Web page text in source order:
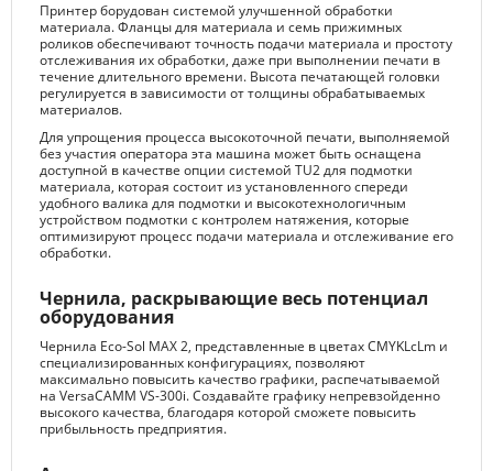
Принтер борудован системой улучшенной обработки
материала. Фланцы для материала и семь прижимных
роликов обеспечивают точность подачи материала и простоту
отслеживания их обработки, даже при выполнении печати в
течение длительного времени. Высота печатающей головки
регулируется в зависимости от толщины обрабатываемых
материалов.
Для упрощения процесса высокоточной печати, выполняемой
без участия оператора эта машина может быть оснащена
доступной в качестве опции системой TU2 для подмотки
материала, которая состоит из установленного спереди
удобного валика для подмотки и высокотехнологичным
устройством подмотки с контролем натяжения, которые
оптимизируют процесс подачи материала и отслеживание его
обработки.
Чернила, раскрывающие весь потенциал
оборудования
Чернила Eco-Sol MAX 2, представленные в цветах CMYKLcLm и
специализированных конфигурациях, позволяют
максимально повысить качество графики, распечатываемой
на VersaCAMM VS-300i. Создавайте графику непревзойденно
высокого качества, благодаря которой сможете повысить
прибыльность предприятия.